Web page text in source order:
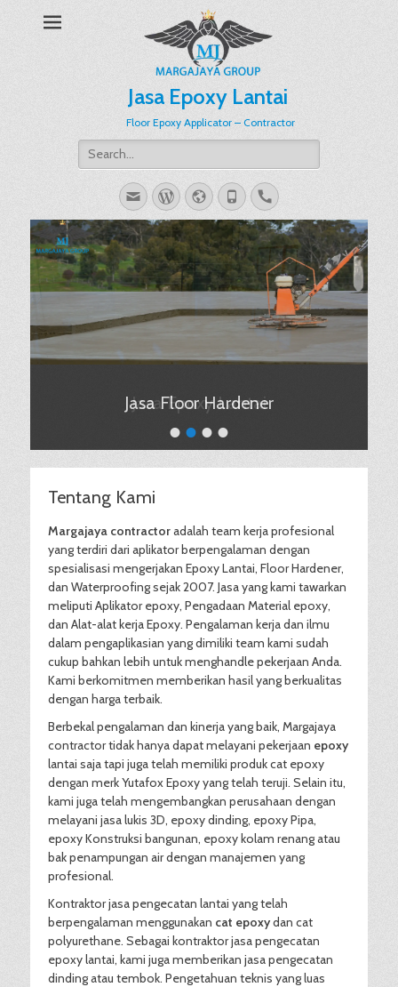
Jasa Epoxy Lantai
Floor Epoxy Applicator – Contractor
Search
for:
EmailWordPress
Website
PhoneHandset
••••
Jasa Floor Hardener
Tentang Kami
Margajaya contractoradalah team kerja profesional
yang terdiri dari aplikator berpengalaman dengan
spesialisasi mengerjakan Epoxy Lantai, Floor Hardener,
dan Waterproofing sejak 2007. Jasa yang kami tawarkan
meliputi Aplikator epoxy, Pengadaan Material epoxy,
dan Alat-alat kerja Epoxy. Pengalaman kerja dan ilmu
dalam pengaplikasian yang dimiliki team kami sudah
cukup bahkan lebih untuk menghandle pekerjaan Anda.
Kami berkomitmen memberikan hasil yang berkualitas
dengan harga terbaik.
Berbekal pengalaman dan kinerja yang baik, Margajaya
contractor tidak hanya dapat melayani pekerjaan epoxy
lantai saja tapi juga telah memiliki produk cat epoxy
dengan merk Yutafox Epoxy yang telah teruji. Selain itu,
kami juga telah mengembangkan perusahaan dengan
melayani jasa lukis 3D, epoxy dinding, epoxy Pipa,
epoxy Konstruksi bangunan, epoxy kolam renang atau
bak penampungan air dengan manajemen yang
profesional.
Kontraktor jasa pengecatan lantai yang telah
berpengalaman menggunakan cat epoxydan cat
polyurethane. Sebagai kontraktor jasa pengecatan
epoxy lantai, kami juga memberikan jasa pengecatan
dinding atau tembok. Pengetahuan teknis yang luas